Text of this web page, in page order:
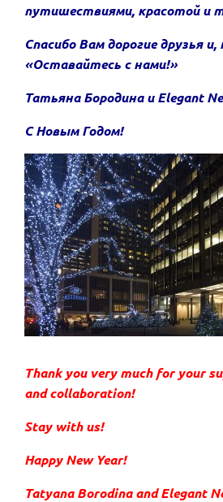
путишествиями, красотой и
Спасибо Вам дорогие друзья
«Оставайтесь с нами!»
Татьяна Бородина и Elegant
С Новым Годом!
Thank you very much for your
and collaboration!
Stay with us!
Happy New Year!
Tatyana Borodina and Elegant